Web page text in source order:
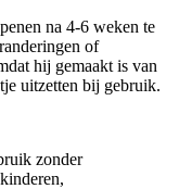
na 4-6 weken te
of
hij gemaakt is van
uitzetten bij gebruik.
zonder